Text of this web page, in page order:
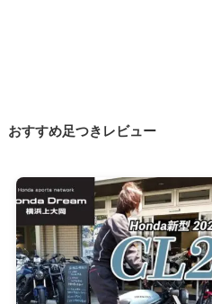
おすすめ足つきレビュー